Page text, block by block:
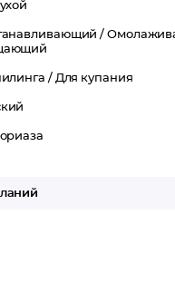
/
/ Для купания